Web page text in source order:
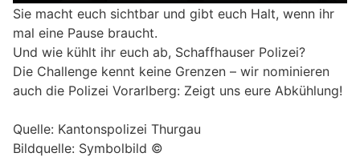
Sie macht euch sichtbar und gibt euch Halt, wenn ihr
mal eine Pause braucht.
Und wie kühlt ihr euch ab, Schaffhauser Polizei?
Die Challenge kennt keine Grenzen – wir nominieren
auch die Polizei Vorarlberg: Zeigt uns eure Abkühlung!
Quelle: Kantonspolizei Thurgau
Bildquelle: Symbolbild ©